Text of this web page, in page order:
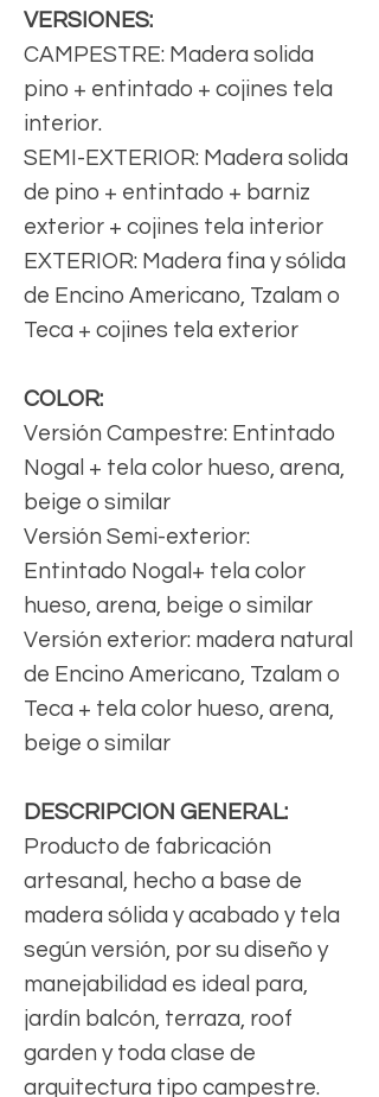
VERSIONES:
CAMPESTRE: Madera solida
pino + entintado + cojines tela
interior.
SEMI-EXTERIOR: Madera solida
de pino + entintado + barniz
exterior + cojines tela interior
EXTERIOR: Madera fina y sólida
de Encino Americano, Tzalam o
Teca + cojines tela exterior
COLOR:
Versión Campestre: Entintado
Nogal + tela color hueso, arena,
beige o similar
Versión Semi-exterior:
Entintado Nogal+ tela color
hueso, arena, beige o similar
Versión exterior: madera natural
de Encino Americano, Tzalam o
Teca + tela color hueso, arena,
beige o similar
DESCRIPCION GENERAL:
Producto de fabricación
artesanal, hecho a base de
madera sólida y acabado y tela
según versión, por su diseño y
manejabilidad es ideal para,
jardín balcón, terraza, roof
garden y toda clase de
arquitectura tipo campestre.